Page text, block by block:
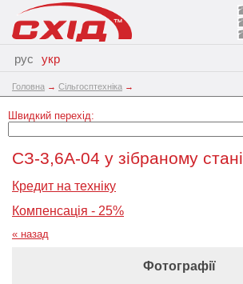
рус укр
Головна → Сільгосптехніка →
Швидкий перехід:
СЗ-3,6А-04 у зібраному стані
Кредит на техніку
Компенсація - 25%
« назад
Фотографії